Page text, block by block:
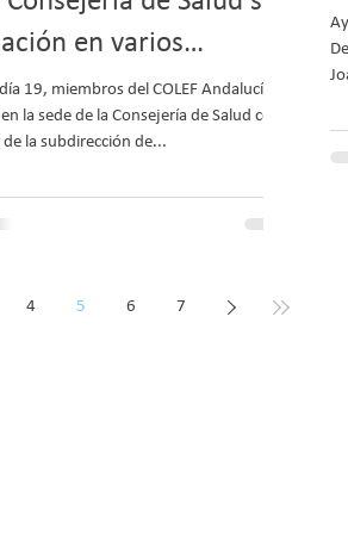
en varios
19, miembros del COLEF Andalucía se
la sede de la Consejería de Salud con
la subdirección de...
4 5 6 7